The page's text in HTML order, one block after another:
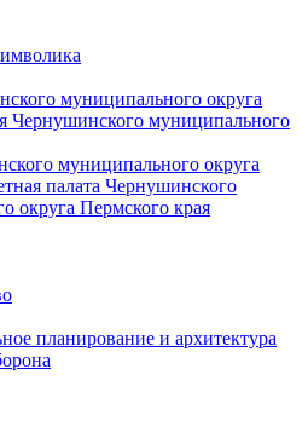
муниципального округа
Чернушинского муниципального
муниципального округа
палата Чернушинского
округа Пермского края
планирование и архитектура